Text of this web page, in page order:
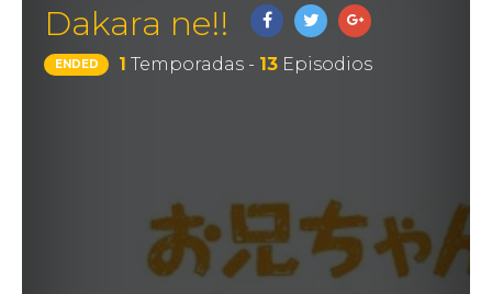
Dakara ne!!
ENDED 1 Temporadas - 13Episodios